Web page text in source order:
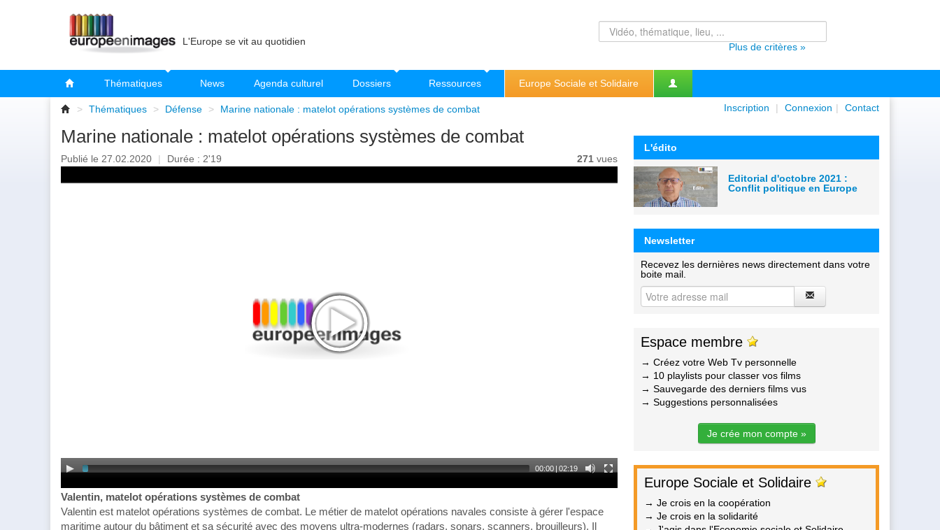
L'Europe se vit au quotidien Plus de critères »
Thématiques News Agenda culturel Dossiers Ressources Europe Sociale et Solidaire
> Thématiques > Défense > Marine nationale : matelot opérations systèmes de combat Inscription | Connexion | Contact
Marine nationale : matelot opérations systèmes de combat
Publié le 27.02.2020 | Durée : 2'19 271vues
00:00 | 02:19
Valentin, matelot opérations systèmes de combat
Valentin est matelot opérations systèmes de combat. Le métier de matelot opérations navales consiste à gérer l'espace
maritime autour du bâtiment et sa sécurité avec des moyens ultra-modernes (radars, sonars, scanners, brouilleurs). Il
L'édito
Editorial d'octobre 2021 :
Conflit politique en Europe
Newsletter
Recevez les dernières news directement dans votre
boite mail.
Espace membre
→ Créez votre Web Tv personnelle
→ 10 playlists pour classer vos films
→ Sauvegarde des derniers films vus
→ Suggestions personnalisées
Je crée mon compte »
Europe Sociale et Solidaire
→ Je crois en la coopération
→ Je crois en la solidarité